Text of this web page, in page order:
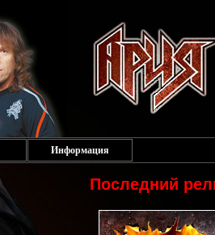
Информация
Последний